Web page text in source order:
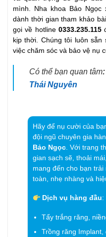
mình. Nha khoa Bảo
dành thời gian tham khảo
gọi về hotline0333.235.115
kịp thời. Chúng tôi luôn sẵn
việc chăm sóc và bảo vệ nụ
Có thể bạn quan tâm:
Thái Nguyên
Hãy để nụ cười của
đội ngũ chuyên gia
Bảo Ngọc . Với trang
gian sạch sẽ, thoải
mang đến cho bạn trải
toàn, nhẹ nhàng và
Dịch vụ hàng đầu:
Tẩy trắng răng,
Trồng răng Implant,